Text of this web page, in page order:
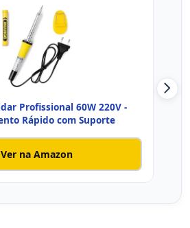
Profissional 60W 220V -
Rápido com Suporte
Ver na Amazon